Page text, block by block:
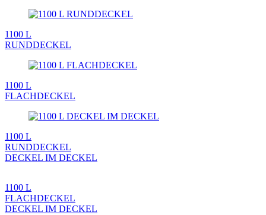
1100 L
RUNDDECKEL
1100 L
FLACHDECKEL
1100 L
RUNDDECKEL
DECKEL IM DECKEL
1100 L
FLACHDECKEL
DECKEL IM DECKEL